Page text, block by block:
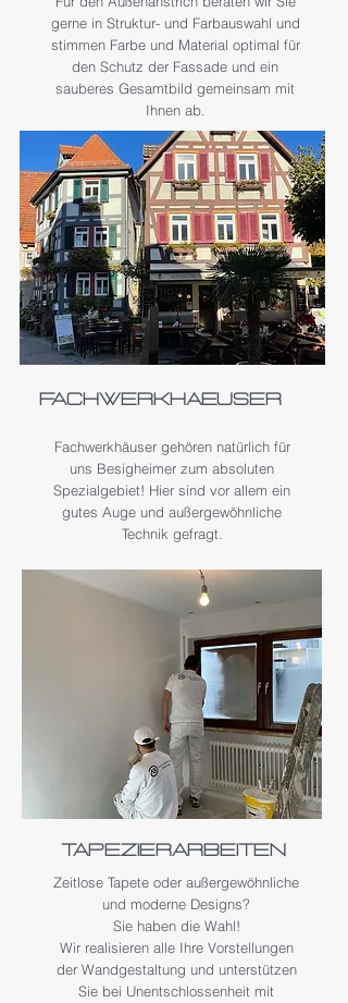
gerne in Struktur- und Farbauswahl und
stimmen Farbe und Material optimal für
den Schutz der Fassade und ein
sauberes Gesamtbild gemeinsam mit
Ihnen ab.
Fachwerkhaeuser
Fachwerkhäuser gehören natürlich für
uns Besigheimer zum absoluten
Spezialgebiet! Hier sind vor allem ein
gutes Auge und außergewöhnliche
Technik gefragt.
tapezierarbeiten
Zeitlose Tapete oder außergewöhnliche
und moderne Designs?
Sie haben die Wahl!
Wir realisieren alle Ihre Vorstellungen
der Wandgestaltung und unterstützen
Sie bei Unentschlossenheit mit